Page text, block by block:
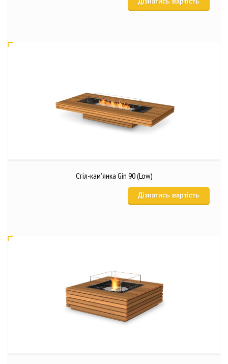
Стіл-кам’янка Gin 90 (Low)
Дізнатись вартість